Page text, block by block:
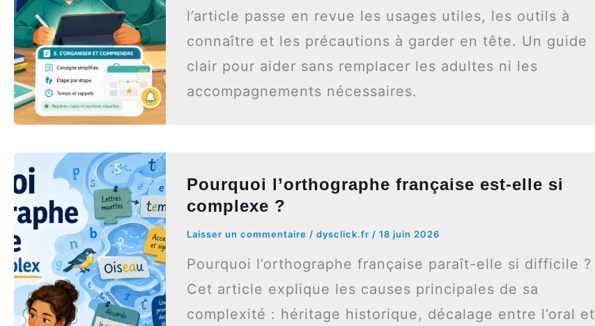
l’article passe en revue les usages utiles, les outils à
connaître et les précautions à garder en tête. Un guide
clair pour aider sans remplacer les adultes ni les
accompagnements nécessaires.
Pourquoi l’orthographe française est-elle si
complexe ?
Laisser un commentaire /dysclick.fr/18 juin 2026
Pourquoi l’orthographe française paraît-elle si difficile ?
Cet article explique les causes principales de sa
complexité : héritage historique, décalage entre l’oral et